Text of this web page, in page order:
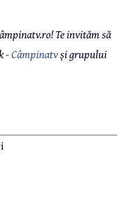
Te invităm să
-Câmpinatvși grupului